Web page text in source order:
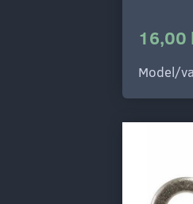
16,00
Model/